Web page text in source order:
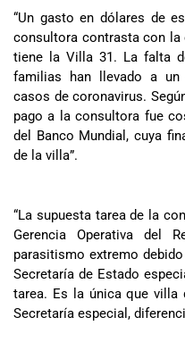
“Un gasto en dólares de
consultora contrasta con
tiene la Villa 31. La falta
familias han llevado a un
casos de coronavirus.
pago a la consultora fue
del Banco Mundial, cuya
de la villa”.
“La supuesta tarea de la
Gerencia Operativa del
parasitismo extremo
Secretaría de Estado
tarea. Es la única que villa
Secretaría especial,